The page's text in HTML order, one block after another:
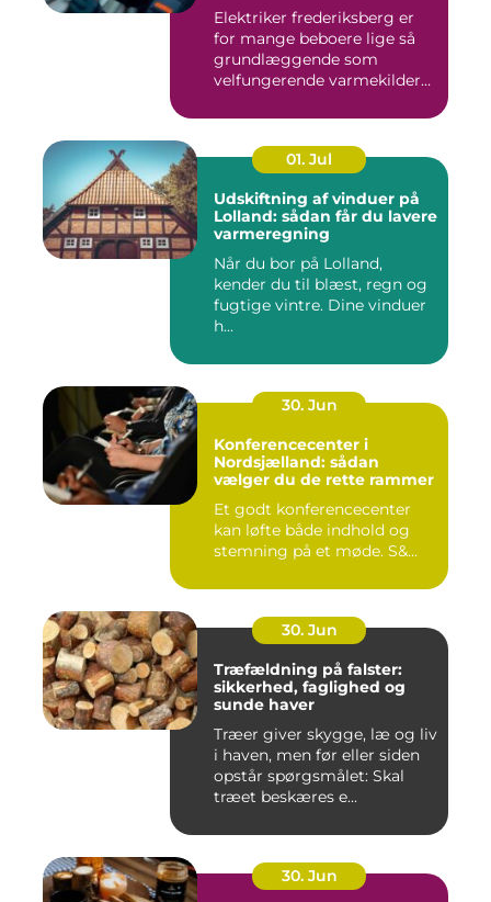
Elektriker frederiksberg er
for mange beboere lige så
grundlæggende som
velfungerende varmekilder
01. Jul
Udskiftning af vinduer på
Lolland: sådan får du lavere
varmeregning
Når du bor på Lolland,
kender du til blæst, regn og
fugtige vintre. Dine vinduer
h...
30. Jun
Konferencecenter i
Nordsjælland: sådan
vælger du de rette rammer
Et godt konferencecenter
kan løfte både indhold og
stemning på et møde. S&...
30. Jun
Træfældning på falster:
sikkerhed, faglighed og
sunde haver
Træer giver skygge, læ og liv
i haven, men før eller siden
opstår spørgsmålet: Skal
træet beskæres e...
30. Jun